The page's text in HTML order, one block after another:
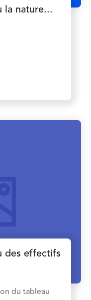
la nature...
des effectifs
du tableau